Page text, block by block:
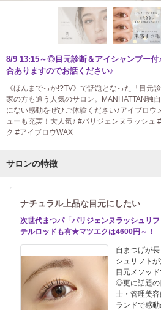
8/9 13:15～◎目元診断＆アイシャンプー
合ありますのでお話ください♪
《ほんまでっか!?TV》で話題となった「目元
家の方も通う人気のサロン。MANHATTAN独
にない感動をぜひご体験ください♪アイブロウ
ューも充実！大人気♪ #パリジェンヌラッシュ
ク #アイブロウWAX
サロンの特徴
ナチュラル上品な目元にしたい
次世代まつパ「パリジェンヌラッシュリ
テルロッドも有★マツエクは4600円～！
自まつげが
シュリフト
目元メソッ
◎更に話題の
士・管理美
ランドで感